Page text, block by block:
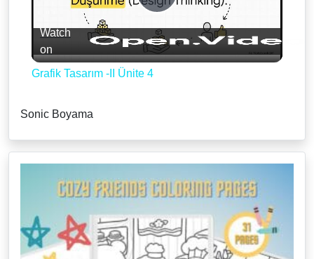
Play
Video
Watch
on
Grafik Tasarım -II Ünite 4
Sonic Boyama